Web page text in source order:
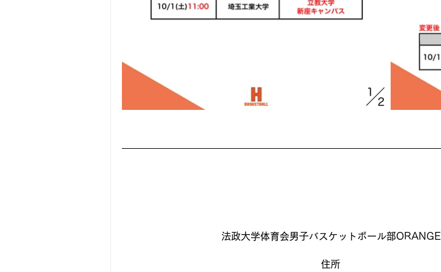
法政大学体育会男子バスケットボール部ORANGE
住所